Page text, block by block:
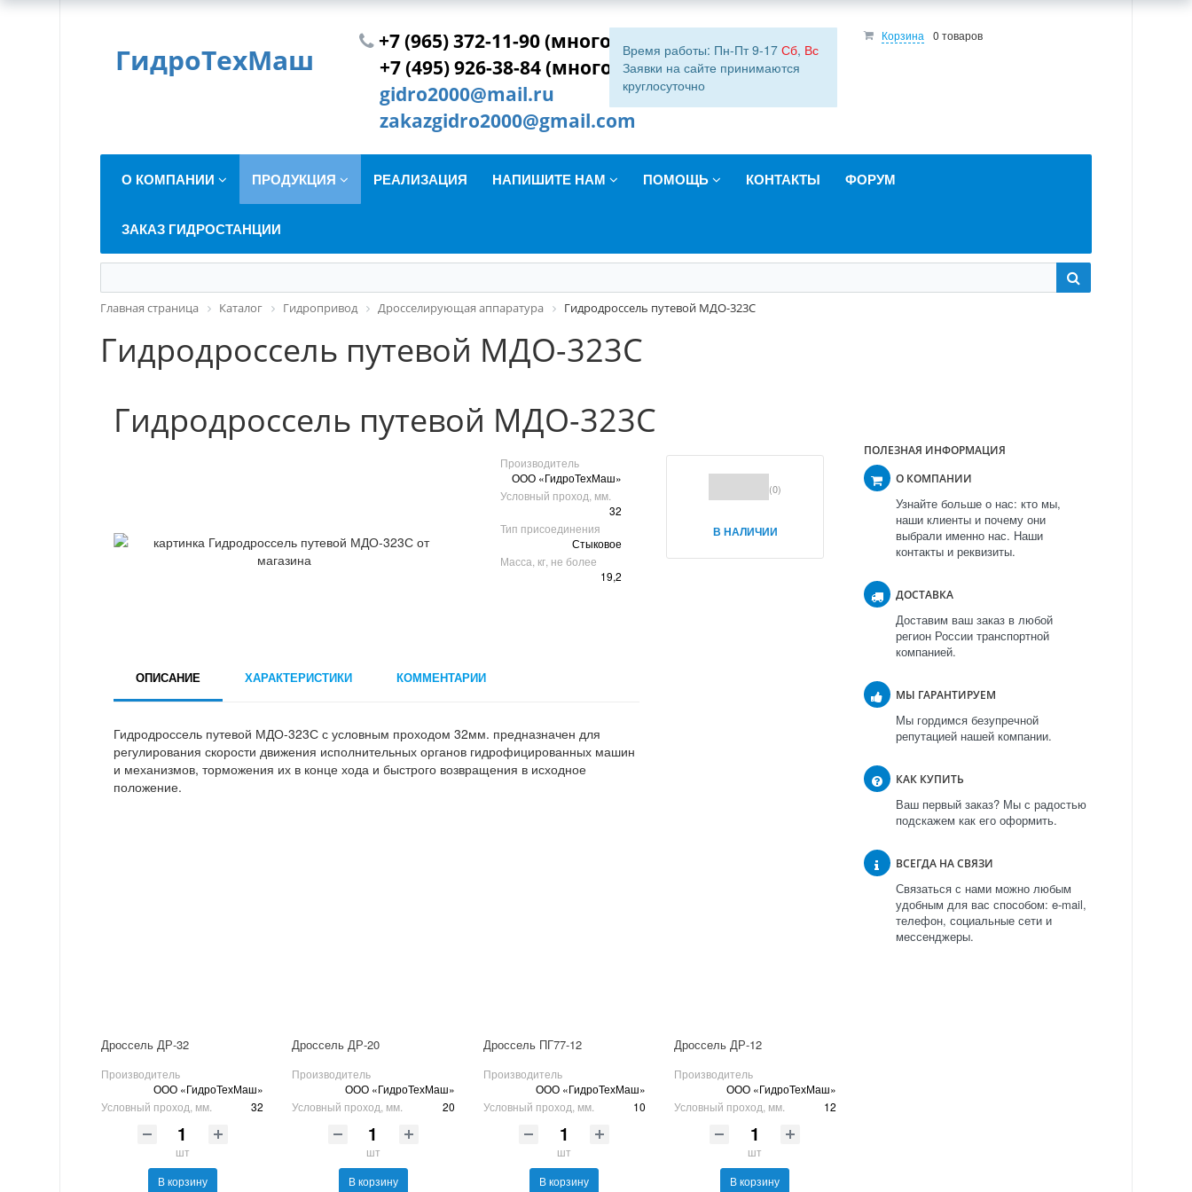
ГидроТехМаш
+7 (965) 372-11-90 (многокан.)
+7 (495) 926-38-84 (многокан.)
gidro2000@mail.ru
zakazgidro2000@gmail.com
Время работы: Пн-Пт 9-17 Сб, Вс
Заявки на сайте принимаются
круглосуточно
Корзина 0 товаров
О КОМПАНИИ ПРОДУКЦИЯ РЕАЛИЗАЦИЯ НАПИШИТЕ НАМ ПОМОЩЬ КОНТАКТЫ ФОРУМ
ЗАКАЗ ГИДРОСТАНЦИИ
Главная страница Каталог Гидропривод Дросселирующая аппаратура Гидродроссель путевой МДО-323С
Гидродроссель путевой МДО-323С
Гидродроссель путевой МДО-323С
Производитель
ООО «ГидроТехМаш»
Условный проход, мм.
32
Тип присоединения
Стыковое
Масса, кг, не более
19,2
(0)
В НАЛИЧИИ
ОПИСАНИЕ ХАРАКТЕРИСТИКИ КОММЕНТАРИИ
Гидродроссель путевой МДО-323С с условным проходом 32мм. предназначен для
регулирования скорости движения исполнительных органов гидрофицированных машин
и механизмов, торможения их в конце хода и быстрого возвращения в исходное
положение.
Дроссель ДР-32
Производитель
ООО «ГидроТехМаш»
Условный проход, мм.
32
шт
В корзину
Дроссель ДР-20
Производитель
ООО «ГидроТехМаш»
Условный проход, мм.
20
шт
В корзину
Дроссель ПГ77-12
Производитель
ООО «ГидроТехМаш»
Условный проход, мм.
10
шт
В корзину
Дроссель ДР-12
Производитель
ООО «ГидроТехМаш»
Условный проход, мм.
12
шт
В корзину
ПОЛЕЗНАЯ ИНФОРМАЦИЯ
О КОМПАНИИ
Узнайте больше о нас: кто мы,
наши клиенты и почему они
выбрали именно нас. Наши
контакты и реквизиты.
ДОСТАВКА
Доставим ваш заказ в любой
регион России транспортной
компанией.
МЫ ГАРАНТИРУЕМ
Мы гордимся безупречной
репутацией нашей компании.
КАК КУПИТЬ
Ваш первый заказ? Мы с радостью
подскажем как его оформить.
ВСЕГДА НА СВЯЗИ
Связаться с нами можно любым
удобным для вас способом: e-mail,
телефон, социальные сети и
мессенджеры.